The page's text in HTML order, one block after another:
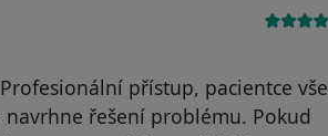
přístup, pacientce vše
řešení problému. Pokud